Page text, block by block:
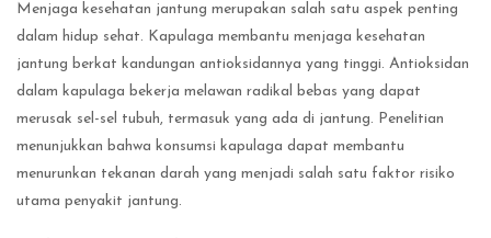
Menjaga kesehatan jantung merupakan salah satu aspek penting
dalam hidup sehat. Kapulaga membantu menjaga kesehatan
jantung berkat kandungan antioksidannya yang tinggi. Antioksidan
dalam kapulaga bekerja melawan radikal bebas yang dapat
merusak sel-sel tubuh, termasuk yang ada di jantung. Penelitian
menunjukkan bahwa konsumsi kapulaga dapat membantu
menurunkan tekanan darah yang menjadi salah satu faktor risiko
utama penyakit jantung.